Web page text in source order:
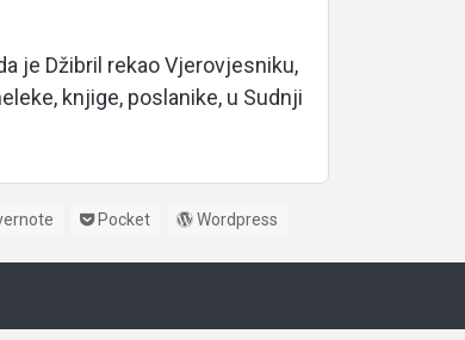
je Džibril rekao Vjerovjesniku,
knjige, poslanike, u Sudnji
Pocket Wordpress